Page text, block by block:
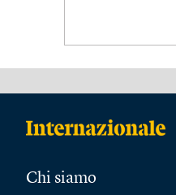
Chi siamo